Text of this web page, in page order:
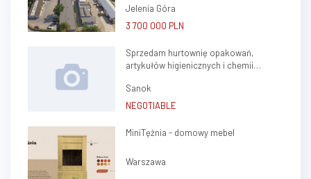
nadmorskiej miejscowości
Mrzeżyn...
Jelenia Góra
3 700 000 PLN
Sprzedam hurtownię opakowań,
artykułów higienicznych i chemii
Sanok
NEGOTIABLE
MiniTężnia - domowy mebel
Warszawa